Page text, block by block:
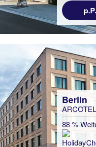
Berlin
88 %